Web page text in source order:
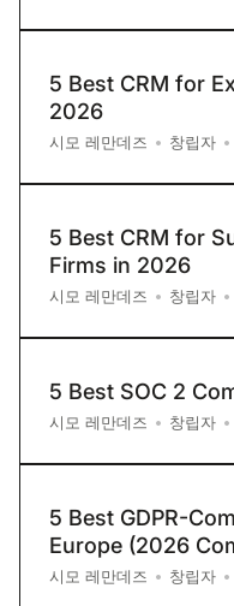
5 Best CRM for
2026
시모 레만데즈 • 창립자 •
5 Best CRM for
Firms in 2026
시모 레만데즈 • 창립자 •
5 Best SOC 2
시모 레만데즈 • 창립자 •
5 Best GDPR-
Europe (2026
시모 레만데즈 • 창립자 •